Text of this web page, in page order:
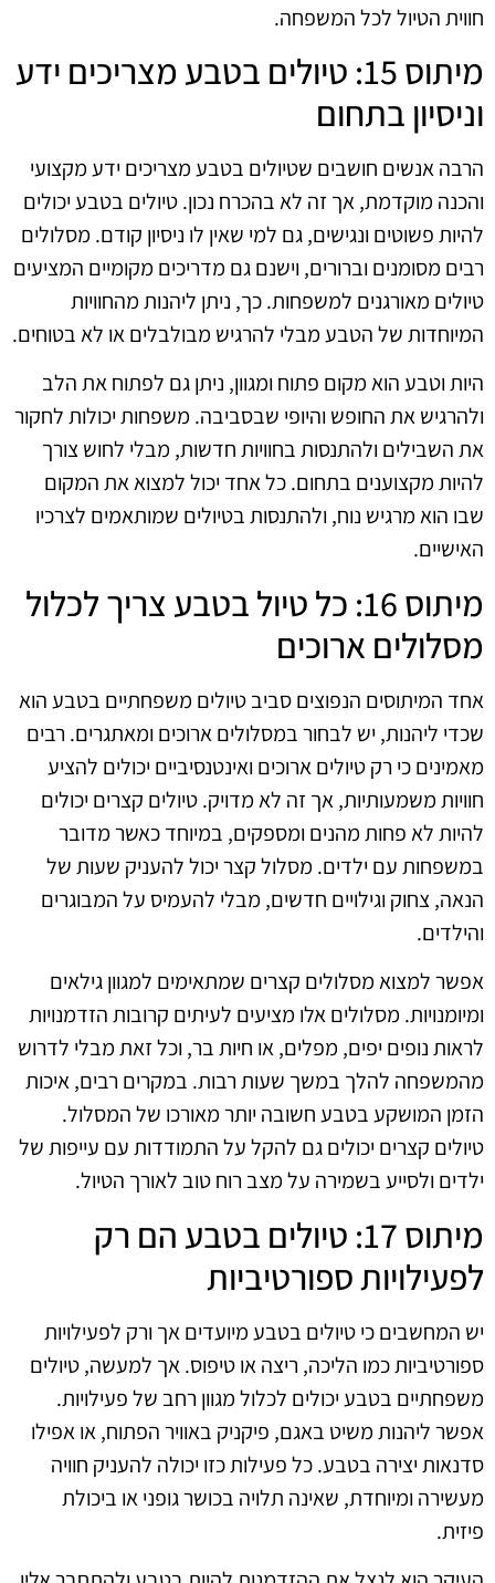
חווית הטיול לכל המשפחה.
מיתוס 15: טיולים בטבע מצריכים ידע
וניסיון בתחום
הרבה אנשים חושבים שטיולים בטבע מצריכים ידע מקצועי
והכנה מוקדמת, אך זה לא בהכרח נכון. טיולים בטבע יכולים
להיות פשוטים ונגישים, גם למי שאין לו ניסיון קודם. מסלולים
רבים מסומנים וברורים, וישנם גם מדריכים מקומיים המציעים
טיולים מאורגנים למשפחות. כך, ניתן ליהנות מהחוויות
המיוחדות של הטבע מבלי להרגיש מבולבלים או לא בטוחים.
היות וטבע הוא מקום פתוח ומגוון, ניתן גם לפתוח את הלב
ולהרגיש את החופש והיופי שבסביבה. משפחות יכולות לחקור
את השבילים ולהתנסות בחוויות חדשות, מבלי לחוש צורך
להיות מקצוענים בתחום. כל אחד יכול למצוא את המקום
שבו הוא מרגיש נוח, ולהתנסות בטיולים שמותאמים לצרכיו
האישיים.
מיתוס 16: כל טיול בטבע צריך לכלול
מסלולים ארוכים
אחד המיתוסים הנפוצים סביב טיולים משפחתיים בטבע הוא
שכדי ליהנות, יש לבחור במסלולים ארוכים ומאתגרים. רבים
מאמינים כי רק טיולים ארוכים ואינטנסיביים יכולים להציע
חוויות משמעותיות, אך זה לא מדויק. טיולים קצרים יכולים
להיות לא פחות מהנים ומספקים, במיוחד כאשר מדובר
במשפחות עם ילדים. מסלול קצר יכול להעניק שעות של
הנאה, צחוק וגילויים חדשים, מבלי להעמיס על המבוגרים
והילדים.
אפשר למצוא מסלולים קצרים שמתאימים למגוון גילאים
ומיומנויות. מסלולים אלו מציעים לעיתים קרובות הזדמנויות
לראות נופים יפים, מפלים, או חיות בר, וכל זאת מבלי לדרוש
מהמשפחה להלך במשך שעות רבות. במקרים רבים, איכות
הזמן המושקע בטבע חשובה יותר מאורכו של המסלול.
טיולים קצרים יכולים גם להקל על התמודדות עם עייפות של
ילדים ולסייע בשמירה על מצב רוח טוב לאורך הטיול.
מיתוס 17: טיולים בטבע הם רק
לפעילויות ספורטיביות
יש המחשבים כי טיולים בטבע מיועדים אך ורק לפעילויות
ספורטיביות כמו הליכה, ריצה או טיפוס. אך למעשה, טיולים
משפחתיים בטבע יכולים לכלול מגוון רחב של פעילויות.
אפשר ליהנות משיט באגם, פיקניק באוויר הפתוח, או אפילו
סדנאות יצירה בטבע. כל פעילות כזו יכולה להעניק חוויה
מעשירה ומיוחדת, שאינה תלויה בכושר גופני או ביכולת
פיזית.